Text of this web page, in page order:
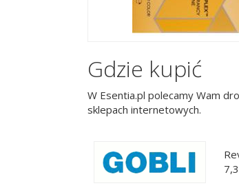
Gdzie kupić
W Esentia.pl polecamy Wam
sklepach internetowych.